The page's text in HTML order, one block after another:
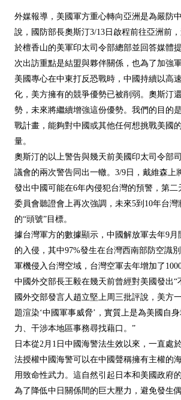
外媒報導，美國軍方重心轉向亞洲是為嚴防
說，國防部長奧斯汀3/13日啟程前往亞洲前
於檀香山的美軍印太司令部總部並回答媒體
次出訪重點是結盟與夥伴關係，也為了加強
美國專心在中東打反恐戰時，中國持續以高
化，美方擁有的競爭優勢已被削弱。奧斯汀
勢，未來將繼續增強這份優勢。我們的目的
戰計畫，能夠對中國或其他任何想挑戰美國
量。
奧斯汀的以上警告與幾天前美國印太司令部
議會的兩次警告同出一轍。3/9日，戴維森上
發出中國可能在6年內侵犯台灣的預警，第
委員會聽證會上再次強調，未來5到10年台灣
的“頭號”目標。
據台灣軍方的數據顯示，中國解放軍去年9
的入侵，其中97%發生在台灣西南部防空識
軍機侵入台灣空域，台灣空軍去年增加了
中國外交部長王毅在幾天前曾經對美國發出“
國外交部發言人趙立堅上周三批評說，美方
題渲染‘中國軍事威脅’，實質上是為美國自
力、干涉本地區事務尋找藉口。”
日本從2月1日中國海警法生效以來，一直處
法授權中國海警可以在中國聲稱擁有主權的
用致命性武力。這自然引起日本和美國政府
為了降低中日關係間的巨大壓力，避免發生